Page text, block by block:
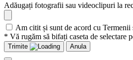
Adăugați fotografii sau videoclipuri la
Am citit și sunt de acord cu
* Vă rugăm să bifați caseta de selectare
Trimite Anula